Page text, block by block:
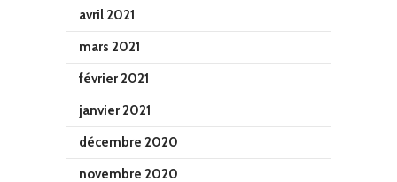
avril 2021
mars 2021
février 2021
janvier 2021
décembre 2020
novembre 2020